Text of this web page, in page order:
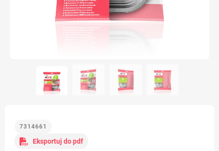
7314661
Eksportuj do pdf